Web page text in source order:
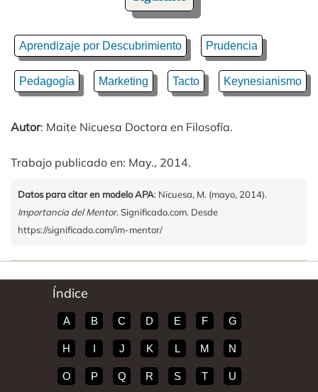
Aprendizaje por Descubrimiento Prudencia
Pedagogía Marketing Tacto Keynesianismo
Autor: Maite Nicuesa Doctora en Filosofía.
Trabajo publicado en: May., 2014.
Datos para citar en modelo APA: Nicuesa, M. (mayo, 2014).
Importancia del Mentor. Significado.com. Desde
https://significado.com/im-mentor/
Índice
A B C D E F G
H I J K L M N
O P Q R S T U